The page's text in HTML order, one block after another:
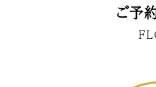
ご予